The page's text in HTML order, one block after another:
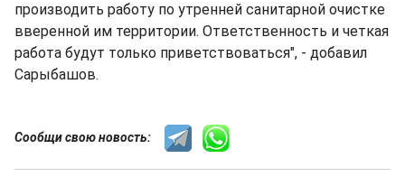
производить работу по утренней санитарной очистке
вверенной им территории. Ответственность и четкая
работа будут только приветствоваться", - добавил
Сарыбашов.
Сообщи свою новость: